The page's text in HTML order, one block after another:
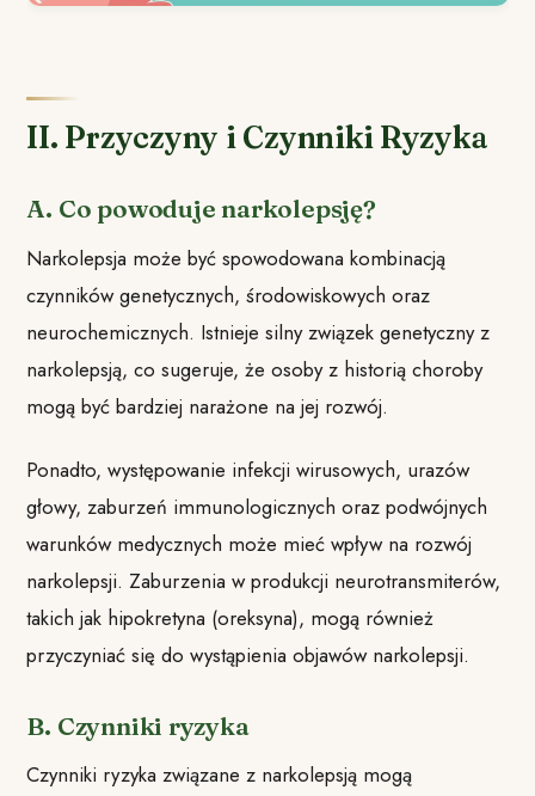
II. Przyczyny i Czynniki Ryzyka
A. Co powoduje narkolepsję?
Narkolepsja może być spowodowana kombinacją
czynników genetycznych, środowiskowych oraz
neurochemicznych. Istnieje silny związek genetyczny z
narkolepsją, co sugeruje, że osoby z historią choroby
mogą być bardziej narażone na jej rozwój.
Ponadto, występowanie infekcji wirusowych, urazów
głowy, zaburzeń immunologicznych oraz podwójnych
warunków medycznych może mieć wpływ na rozwój
narkolepsji. Zaburzenia w produkcji neurotransmiterów,
takich jak hipokretyna (oreksyna), mogą również
przyczyniać się do wystąpienia objawów narkolepsji.
B. Czynniki ryzyka
Czynniki ryzyka związane z narkolepsją mogą